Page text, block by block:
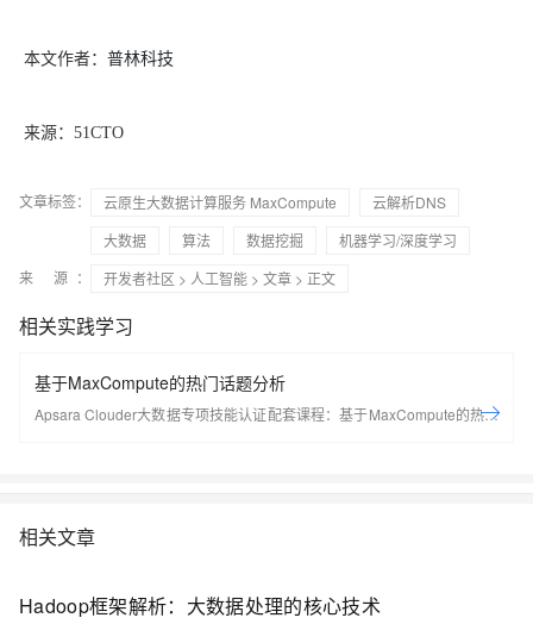
本文作者：普林科技
来源：51CTO
文章标签： 云原生大数据计算服务 MaxCompute
云解析DNS
大数据
算法 数据挖掘
机器学习/深度学习
来 源：
开发者社区 > 人工智能 > 文章 > 正文
相关实践学习
基于MaxCompute的热门话题分析
Apsara Clouder大数据专项技能认证配套课程：基于MaxCompute的热门
相关文章
Hadoop框架解析：大数据处理的核心技术